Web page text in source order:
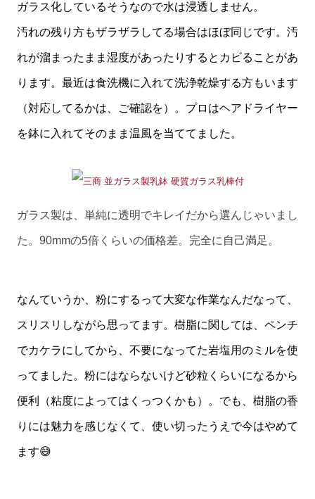
ガラス化しているそうなので水は浸透しません。
汚れの残り方もザラザラしてる場合はほぼ同じです。汚
れが溜まったまま湿度があったりするとカビることがあ
ります。最近は食洗機に入れて洗浄乾燥する方もいます
（対応してるかは、ご確認を）。プロはヘアドライヤー
を鉢に入れてそのまま温風を当ててました。
ガラス製は、単純に透明でキレイだから選んじゃいまし
た。90mmの5倍くらいの価格差。完全に自己満足。
なんていうか、粉にするって大変な作業なんだなって、
スリスリしながら思ってます。樹脂に関しては、ペンチ
でカケラにしてから、不要になってた岩塩用のミルを使
ってました。粉にはならないけど砂粒くらいになるから
便利（粘度によってはくっつくかも）。でも、樹脂の香
りには魅力を感じなくて、使い切ったうえで今はやめて
ます😅